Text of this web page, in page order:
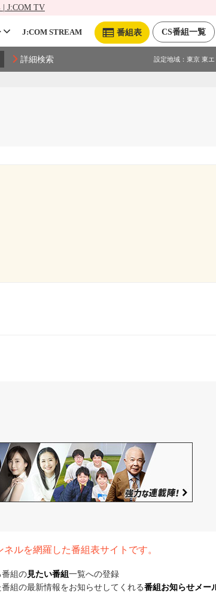
J:COM TV
CS番組一覧
番組表
J:COM STREAM
詳細検索 設定地域： 東京 東エ
ルを網羅した番組表サイトです。
組の見たい番組 一覧への登録
組の最新情報をお知らせしてくれる番組お知らせメー